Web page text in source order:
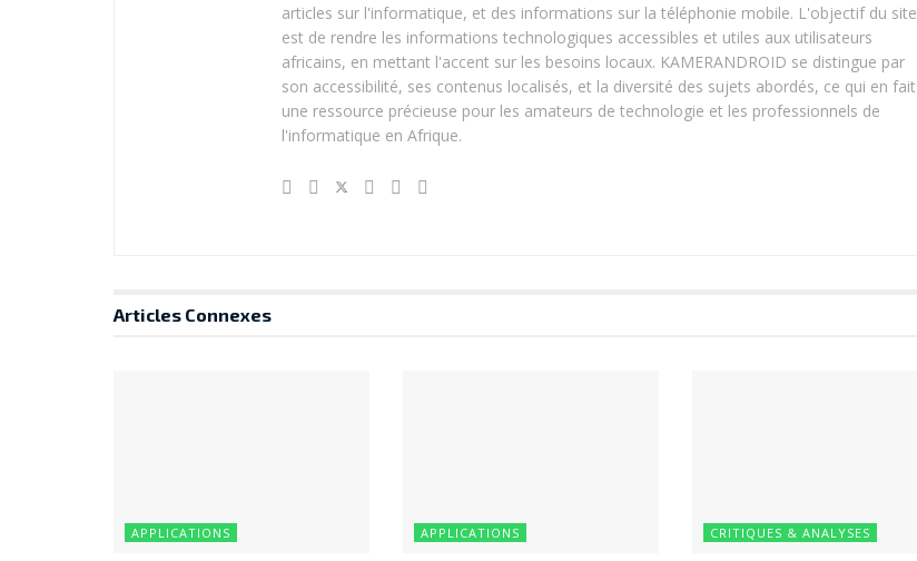
articles sur l'informatique, et des informations sur la téléphonie mobile. L'objectif du site
est de rendre les informations technologiques accessibles et utiles aux utilisateurs
africains, en mettant l'accent sur les besoins locaux. KAMERANDROID se distingue par
son accessibilité, ses contenus localisés, et la diversité des sujets abordés, ce qui en fait
une ressource précieuse pour les amateurs de technologie et les professionnels de
l'informatique en Afrique.
Articles Connexes
APPLICATIONS APPLICATIONS CRITIQUES & ANALYSES